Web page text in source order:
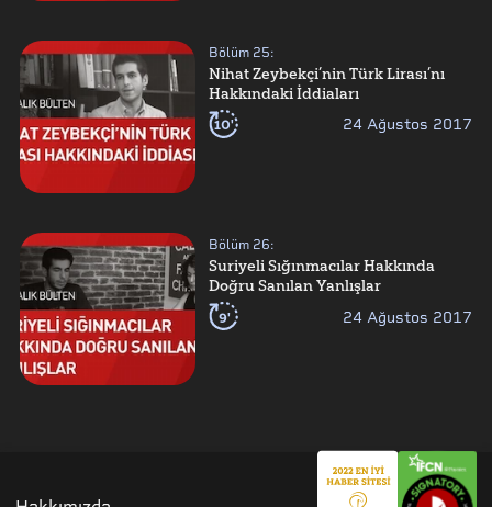
Bölüm 25:
Nihat Zeybekçi’nin Türk Lirası’nı
Hakkındaki İddiaları
10' 24 Ağustos 2017
Bölüm 26:
Suriyeli Sığınmacılar Hakkında
Doğru Sanılan Yanlışlar
9' 24 Ağustos 2017